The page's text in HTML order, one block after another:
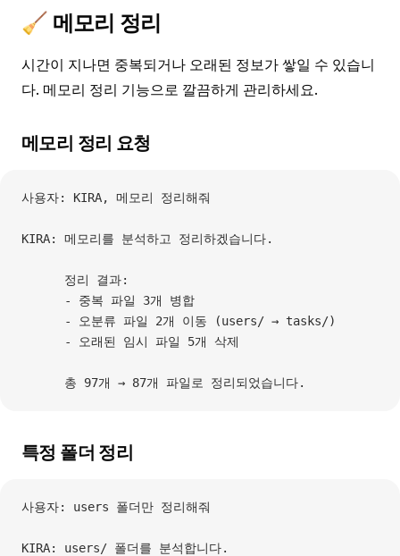
🧹 메모리 정리
시간이 지나면 중복되거나 오래된 정보가 쌓일 수 있습니
다. 메모리 정리 기능으로 깔끔하게 관리하세요.
메모리 정리 요청
사용자: KIRA, 메모리 정리해줘
KIRA: 메모리를 분석하고 정리하겠습니다.
      정리 결과:
      - 중복 파일 3개 병합
      - 오분류 파일 2개 이동 (users/ → tasks/)
      - 오래된 임시 파일 5개 삭제
      총 97개 → 87개 파일로 정리되었습니다.
특정 폴더 정리
사용자: users 폴더만 정리해줘
KIRA: users/ 폴더를 분석합니다.